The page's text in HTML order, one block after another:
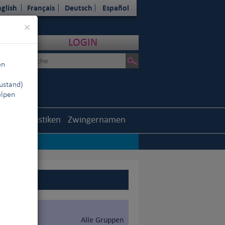
×
Français Deutsch Español
LOGIN
Statistiken Zwingernamen
Alle Gruppen